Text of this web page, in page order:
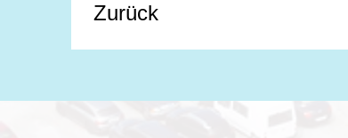
Zurück